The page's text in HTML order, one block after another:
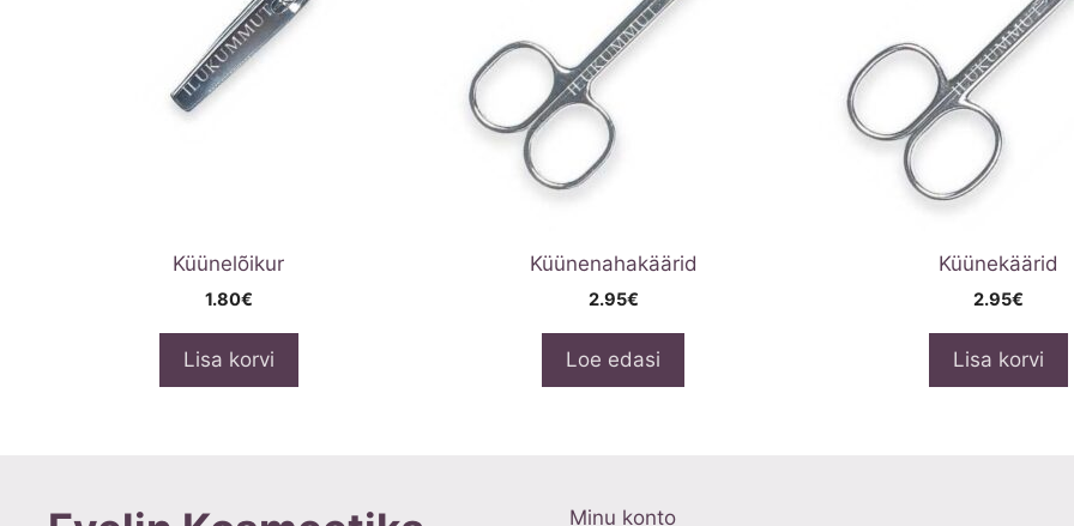
Küünelõikur
1.80€
Lisa korvi
Küünenahakäärid
2.95€
Loe edasi
Küünekäärid
2.95€
Lisa korvi
Minu konto